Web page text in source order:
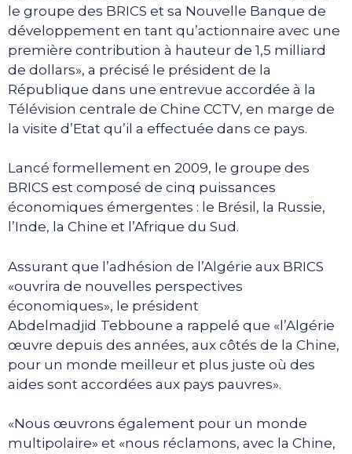
le groupe des BRICS et sa Nouvelle Banque de
développement en tant qu’actionnaire avec une
première contribution à hauteur de 1,5 milliard
de dollars», a précisé le président de la
République dans une entrevue accordée à la
Télévision centrale de Chine CCTV, en marge de
la visite d’Etat qu’il a effectuée dans ce pays.
Lancé formellement en 2009, le groupe des
BRICS est composé de cinq puissances
économiques émergentes : le Brésil, la Russie,
l’Inde, la Chine et l’Afrique du Sud.
Assurant que l’adhésion de l’Algérie aux BRICS
«ouvrira de nouvelles perspectives
économiques», le président
Abdelmadjid Tebboune a rappelé que «l’Algérie
œuvre depuis des années, aux côtés de la Chine,
pour un monde meilleur et plus juste où des
aides sont accordées aux pays pauvres».
«Nous œuvrons également pour un monde
multipolaire» et «nous réclamons, avec la Chine,